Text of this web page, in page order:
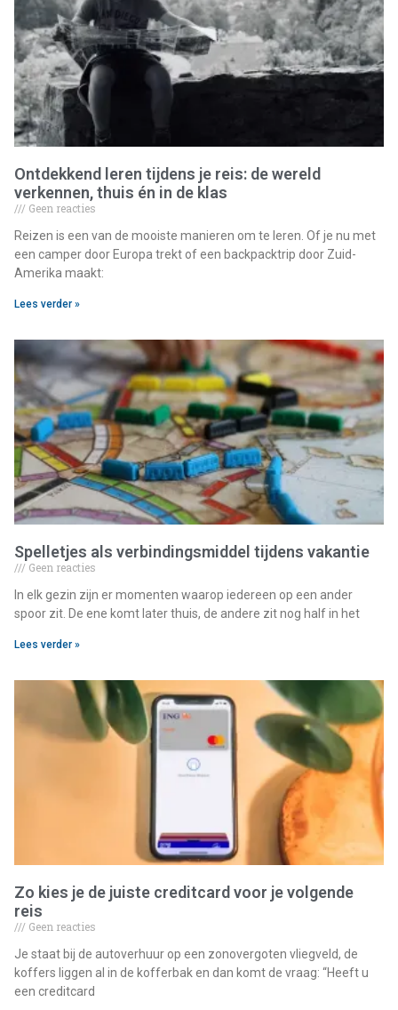
Ontdekkend leren tijdens je reis: de wereld
verkennen, thuis én in de klas
Geen reacties
Reizen is een van de mooiste manieren om te leren. Of je nu met
een camper door Europa trekt of een backpacktrip door Zuid-
Amerika maakt:
Lees verder »
Spelletjes als verbindingsmiddel tijdens vakantie
Geen reacties
In elk gezin zijn er momenten waarop iedereen op een ander
spoor zit. De ene komt later thuis, de andere zit nog half in het
Lees verder »
Zo kies je de juiste creditcard voor je volgende
reis
Geen reacties
Je staat bij de autoverhuur op een zonovergoten vliegveld, de
koffers liggen al in de kofferbak en dan komt de vraag: “Heeft u
een creditcard